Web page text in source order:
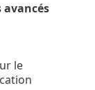
avancés
le